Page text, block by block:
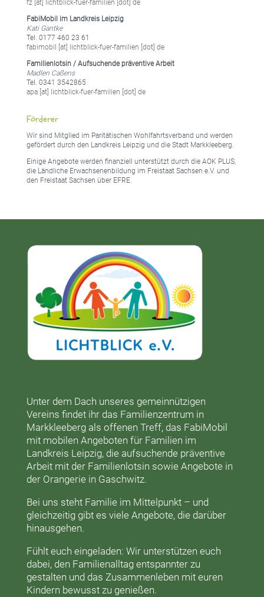
fz [at] lichtblick-fuer-familien [dot] de
FabiMobil im Landkreis Leipzig
Kati Gantke
Tel. 0177 460 23 61
fabimobil [at] lichtblick-fuer-familien [dot] de
Familienlotsin / Aufsuchende präventive Arbeit
Madlen Caßens
Tel. 0341 3542865
apa [at] lichtblick-fuer-familien [dot] de
Förderer
Wir sind Mitglied im Paritätischen Wohlfahrtsverband und werden
gefördert durch den Landkreis Leipzig und die Stadt Markkleeberg.
Einige Angebote werden finanziell unterstützt durch die AOK PLUS,
die Ländliche Erwachsenenbildung im Freistaat Sachsen e.V. und
den Freistaat Sachsen über EFRE.
Unter dem Dach unseres gemeinnützigen
Vereins findet ihr das Familienzentrum in
Markkleebergals offenen Treff, das FabiMobil
mit mobilen Angeboten für Familien im
Landkreis Leipzig, die aufsuchende präventive
Arbeit mit der Familienlotsin sowie Angebote in
der Orangeriein Gaschwitz.
Bei uns steht Familie im Mittelpunkt – und
gleichzeitig gibt es viele Angebote, die darüber
hinausgehen.
Fühlt euch eingeladen: Wir unterstützen euch
dabei, den Familienalltag entspannter zu
gestalten und das Zusammenleben mit euren
Kindern bewusst zu genießen.